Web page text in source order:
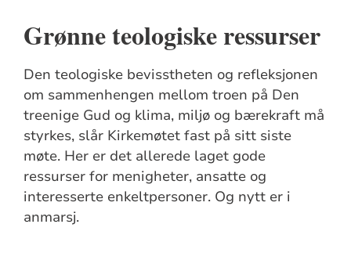
Grønne teologiske ressurser
Den teologiske bevisstheten og refleksjonen
om sammenhengen mellom troen på Den
treenige Gud og klima, miljø og bærekraft må
styrkes, slår Kirkemøtet fast på sitt siste
møte. Her er det allerede laget gode
ressurser for menigheter, ansatte og
interesserte enkeltpersoner. Og nytt er i
anmarsj.